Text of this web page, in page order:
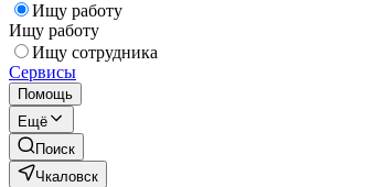
Ищу работу
Ищу работу
Ищу сотрудника
Сервисы
Помощь
Ещё
Поиск
Чкаловск